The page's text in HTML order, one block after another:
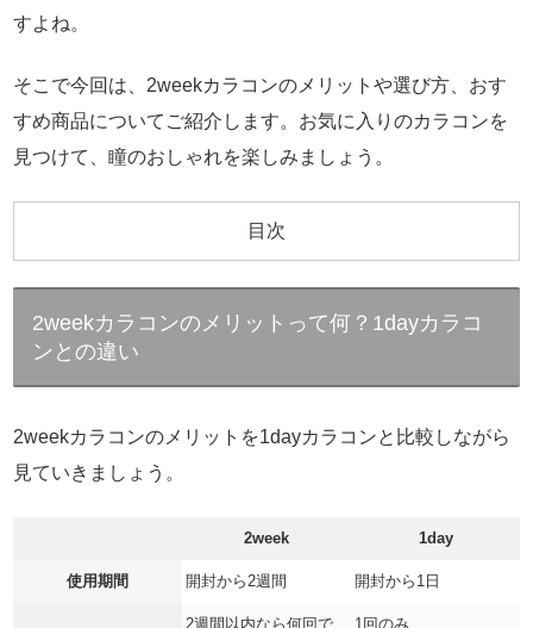
すよね。
そこで今回は、2weekカラコンのメリットや選び方、おす
すめ商品についてご紹介します。お気に入りのカラコンを
見つけて、瞳のおしゃれを楽しみましょう。
目次
2weekカラコンのメリットって何？1dayカラコ
ンとの違い
2weekカラコンのメリットを1dayカラコンと比較しながら
見ていきましょう。
2week 1day
使用期間 開封から2週間 開封から1日
2週間以内なら何回で
1回のみ